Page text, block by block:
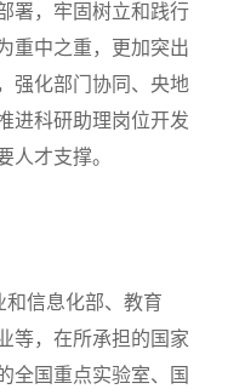
署，牢固树立和践行
重中之重，更加突出
强化部门协同、央地
进科研助理岗位开发
人才支撑。
信息化部、教育
等，在所承担的国家
全国重点实验室、国